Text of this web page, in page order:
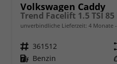
Volkswagen Caddy
unverbindliche Lieferzeit: 4 Monate
Fahrzeugnr. 361512
Kraftstoff Benzin